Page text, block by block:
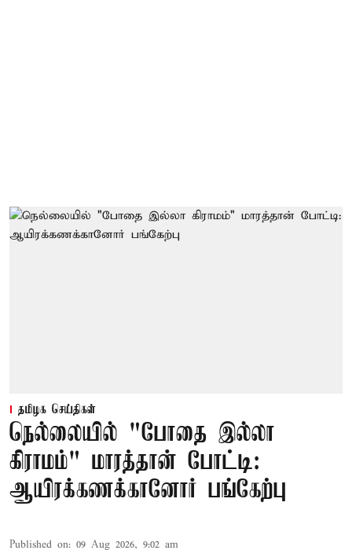
தமிழக செய்திகள்
நெல்லையில் "போதை இல்லா
கிராமம்" மாரத்தான் போட்டி:
ஆயிரக்கணக்கானோர் பங்கேற்பு
Published on: 09 Aug 2026, 9:02 am